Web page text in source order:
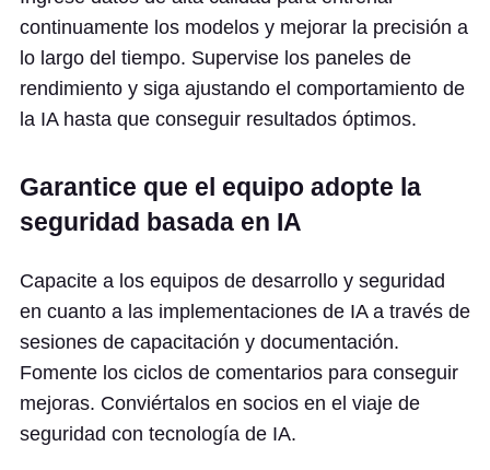
continuamente los modelos y mejorar la precisión a
lo largo del tiempo. Supervise los paneles de
rendimiento y siga ajustando el comportamiento de
la IA hasta que conseguir resultados óptimos.
Garantice que el equipo adopte la
seguridad basada en IA
Capacite a los equipos de desarrollo y seguridad
en cuanto a las implementaciones de IA a través de
sesiones de capacitación y documentación.
Fomente los ciclos de comentarios para conseguir
mejoras. Conviértalos en socios en el viaje de
seguridad con tecnología de IA.